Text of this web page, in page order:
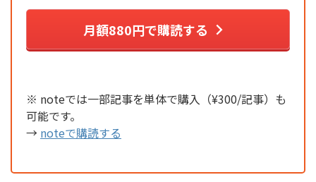
月額880円で購読する
※ noteでは一部記事を単体で購入（¥300/記事）も
可能です。
→ noteで購読する